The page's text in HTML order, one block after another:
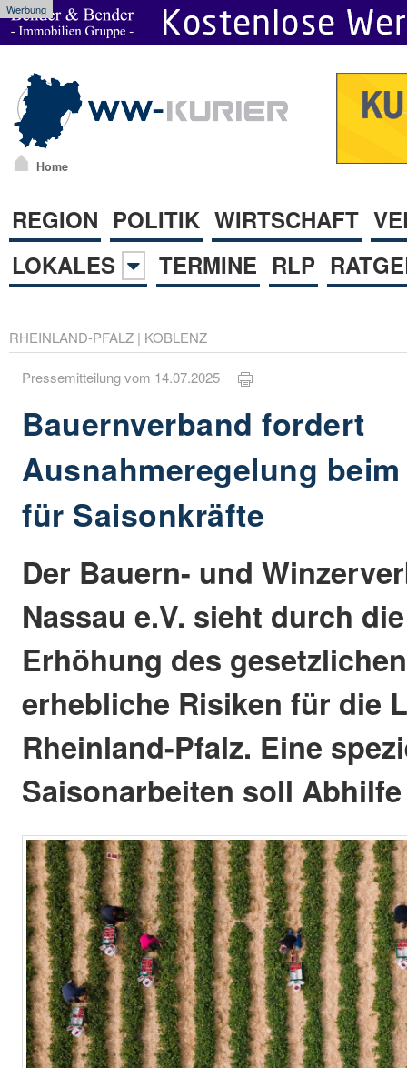
Werbung
Home
REGION POLITIK WIRTSCHAFT
LOKALES
TERMINE RLP
RHEINLAND-PFALZ | KOBLENZ
Pressemitteilung vom 14.07.2025
Bauernverband fordert
Ausnahmeregelung
für Saisonkräfte
Der Bauern- und
Nassau e.V. sieht durch
Erhöhung des
erhebliche Risiken für die
Rheinland-Pfalz. Eine
Saisonarbeiten soll